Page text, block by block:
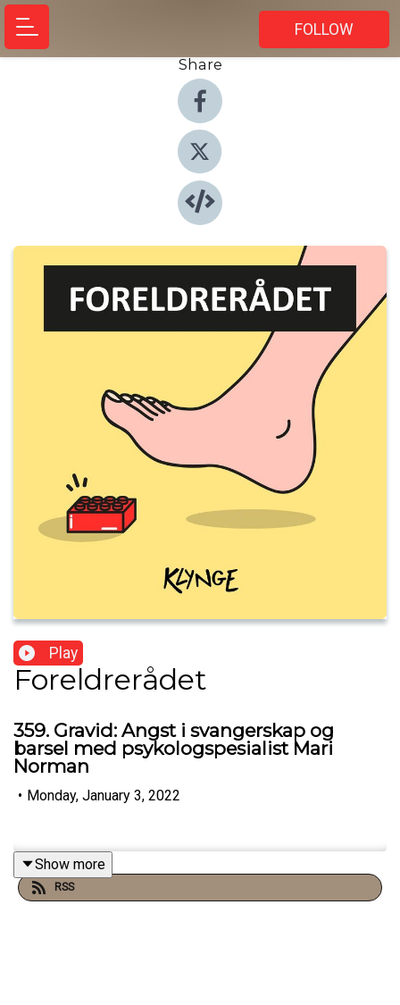
FOLLOW
Share
Play
Foreldrerådet
359. Gravid: Angst i svangerskap og
barsel med psykologspesialist Mari
Norman
• Monday, January 3, 2022
Show more
RSS